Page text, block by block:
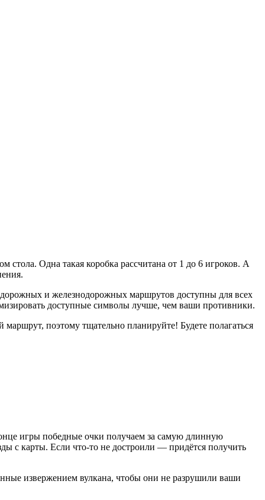
стола. Одна такая коробка рассчитана от 1 до 6 игроков. А
и железнодорожных маршрутов доступны для всех
доступные символы лучше, чем ваши противники.
поэтому тщательно планируйте! Будете полагаться
игры победные очки получаем за самую длинную
с карты. Если что-то не достроили — придётся получить
извержением вулкана, чтобы они не разрушили ваши